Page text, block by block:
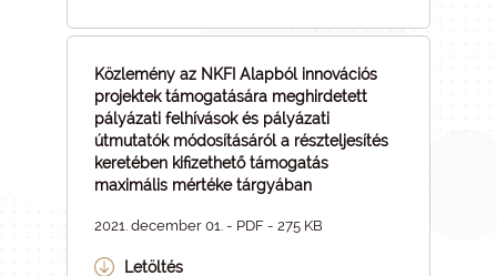
Közlemény az NKFI Alapból innovációs
projektek támogatására meghirdetett
pályázati felhívások és pályázati
útmutatók módosításáról a részteljesítés
keretében kifizethető támogatás
maximális mértéke tárgyában
2021. december 01. - PDF - 275 KB
Letöltés